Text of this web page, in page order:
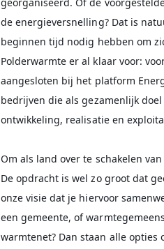
de energieversnelling? Dat is
beginnen tijd nodig hebben om
Polderwarmte er al klaar voor:
aangesloten bij het platform
bedrijven die als gezamenlijk
ontwikkeling, realisatie en
Om als land over te schakelen
De opdracht is wel zo groot dat
onze visie dat je hiervoor
een gemeente, of
warmtenet? Dan staan alle